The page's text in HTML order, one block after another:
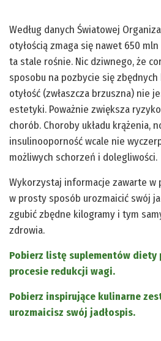
Według danych Światowej
otyłością zmaga się nawet 650
ta stale rośnie. Nic dziwnego, że
sposobu na pozbycie się zbędnych
otyłość (zwłaszcza brzuszna) nie
estetyki. Poważnie zwiększa
chorób. Choroby układu krążenia,
insulinooporność wcale nie
możliwych schorzeń i dolegliwości.
Wykorzystaj informacje zawarte w
w prosty sposób urozmaicić swój
zgubić zbędne kilogramy i tym
zdrowia.
Pobierz listę suplementów diety
procesie redukcji wagi.
Pobierz inspirujące kulinarne
urozmaicisz swój jadłospis.